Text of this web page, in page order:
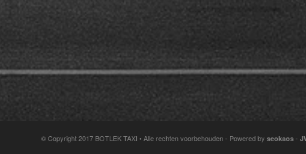
© Copyright 2017 BOTLEK TAXI • Alle rechten voorbehouden - Powered by seokaos -